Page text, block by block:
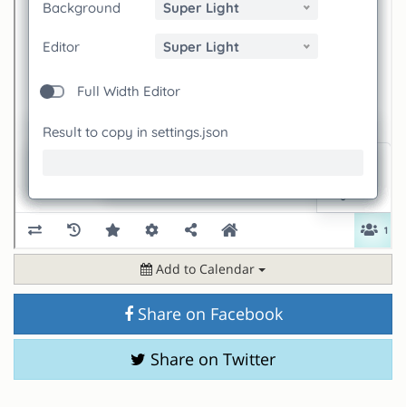
Add to Calendar
Share on Facebook
Share on Twitter